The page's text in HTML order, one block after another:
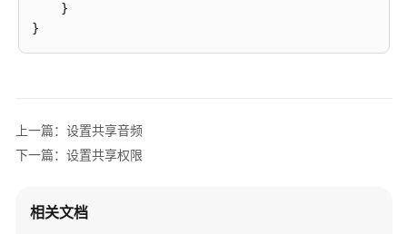
指
API
参
客
    }
上一篇：设置共享音频
下一篇：设置共享权限
相关文档